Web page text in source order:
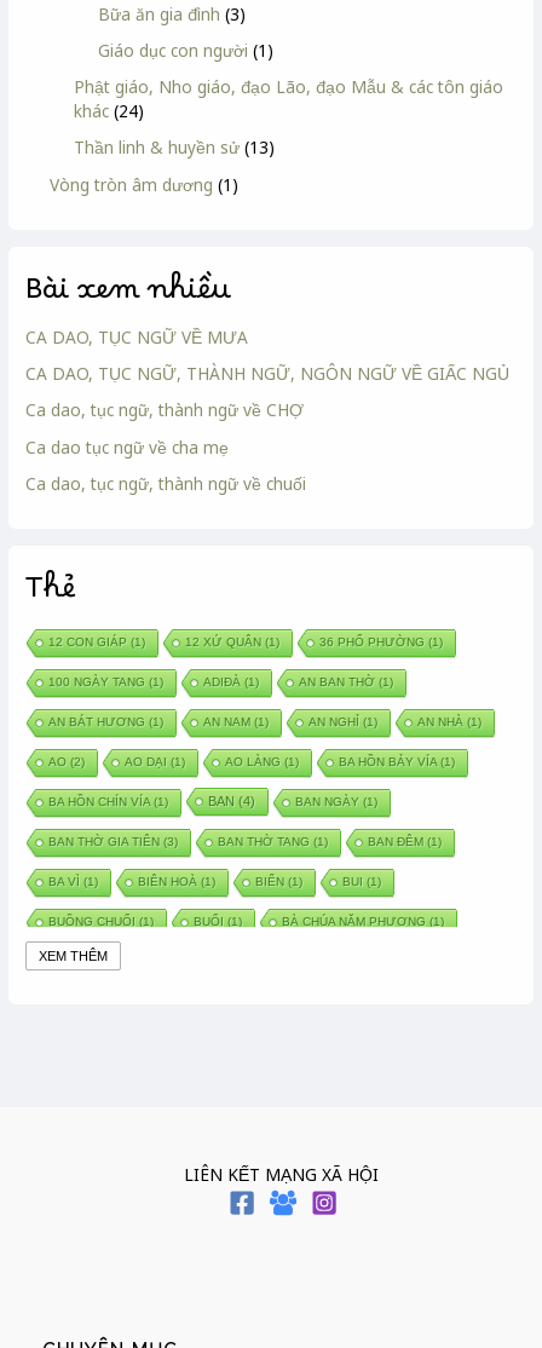
Bữa ăn gia đình (3)
Giáo dục con người (1)
Phật giáo, Nho giáo, đạo Lão, đạo Mẫu & các tôn giáo
khác (24)
Thần linh & huyền sử (13)
Vòng tròn âm dương (1)
Bài xem nhiều
CA DAO, TỤC NGỮ VỀ MƯA
CA DAO, TỤC NGỮ, THÀNH NGỮ, NGÔN NGỮ VỀ GIẤC NGỦ
Ca dao, tục ngữ, thành ngữ về CHỢ
Ca dao tục ngữ về cha mẹ
Ca dao, tục ngữ, thành ngữ về chuối
Thẻ
12 CON GIÁP (1) 12 XỨ QUÂN (1) 36 PHỐ PHƯỜNG (1)
100 NGÀY TANG (1) ADIĐÀ (1) AN BAN THỜ(1)
AN BÁT HƯƠNG (1) AN NAM(1) AN NGHỈ (1) AN NHÀ (1)
AO (2) AO DẠI (1) AO LÀNG (1) BA HỒN BẢY VÍA(1)
BA HỒN CHÍN VÍA(1) BAN (4) BAN NGÀY (1)
BAN THỜ GIA TIÊN (3) BAN THỜ TANG (1) BAN ĐÊM(1)
BA VÌ (1) BIÊN HOÀ (1) BIỂN (1) BUI (1)
BUỒNG CHUỐI (1) BUỔI (1) BÀ CHÚA NĂM PHƯƠNG (1)
BÀ CHÚA THÀNH ĐÔNG
BÁNH TRÁNG (1) BÁNH TRÔI BÁNH CHAY
XEM THÊM
LIÊN KẾT MẠNG XÃ HỘI